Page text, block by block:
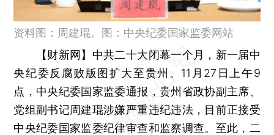
资料图：周建琨。图：中央纪委国家监委网站
【财新网】 中共二十大闭幕一个月，新一届中
央纪委反腐败版图扩大至贵州。11月27日上午9
点，中央纪委国家监委通报，贵州省政协副主席、
党组副书记周建琨涉嫌严重违纪违法，目前正接受
中央纪委国家监委纪律审查和监察调查。至此，二